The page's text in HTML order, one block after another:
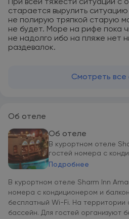
При всей тяжести ситуации с
старается вырулить ситуацию
не полирую тряпкой старую
не будет. Море на рифе пока
не надолго ибо на пляже нет
раздевалок.
Смотреть все
Об отеле
Об отеле
В курортном отеле
гостей номера с
Подробнее
В курортном отеле Sharm Inn
номера с кондиционером и
бесплатный Wi-Fi. На территории
бассейн. Для гостей организуют